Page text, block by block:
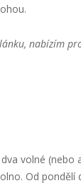
nabízím
volné (nebo
Od